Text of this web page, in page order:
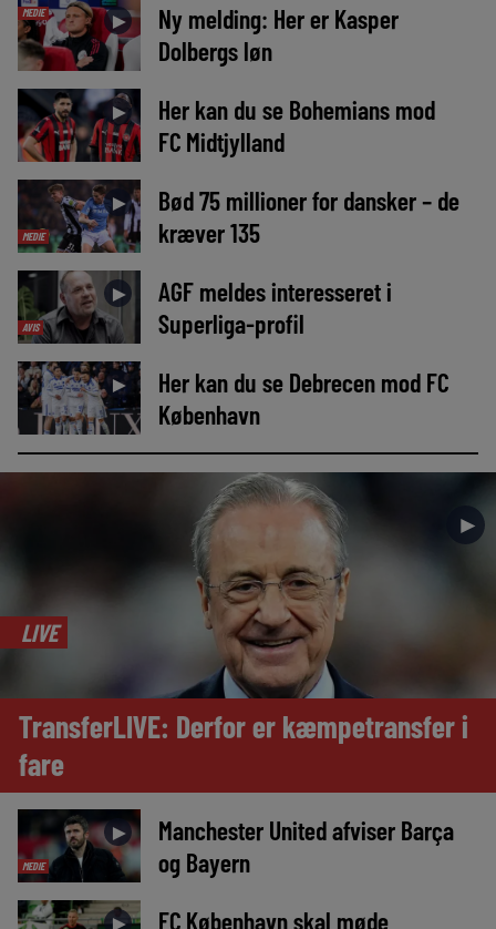
MEDIE ►
Ny melding: Her er Kasper
Dolbergs løn
►
Her kan du se Bohemians mod
FC Midtjylland
MEDIE
►
Bød 75 millioner for dansker – de
kræver 135
AVIS
►
AGF meldes interesseret i
Superliga-profil
►
Her kan du se Debrecen mod FC
København
►
LIVE
TransferLIVE: Derfor er kæmpetransfer i
fare
MEDIE
►
Manchester United afviser Barça
og Bayern
►
FC København skal møde